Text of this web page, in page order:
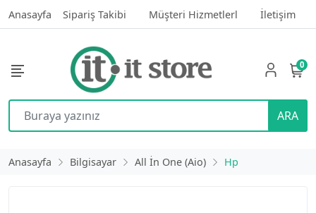
Anasayfa Sipariş Takibi Müşteri Hizmetlerl İletişim
ARA
0
Anasayfa Bilgisayar All İn One (Aio) Hp